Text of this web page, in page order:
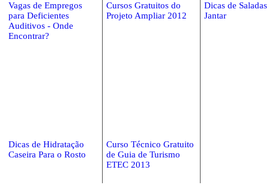
Vagas de Empregos
para Deficientes
Auditivos - Onde
Encontrar?
Cursos Gratuitos do
Projeto Ampliar 2012
Dicas de Saladas
Jantar
Dicas de Hidratação
Caseira Para o Rosto
Curso Técnico Gratuito
de Guia de Turismo
ETEC 2013